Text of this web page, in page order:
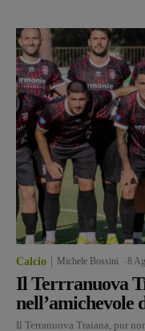
Calcio Michele Bossini 8
Il Terrranuova
nell’amichevole
Il Terranuova Traiana, pur